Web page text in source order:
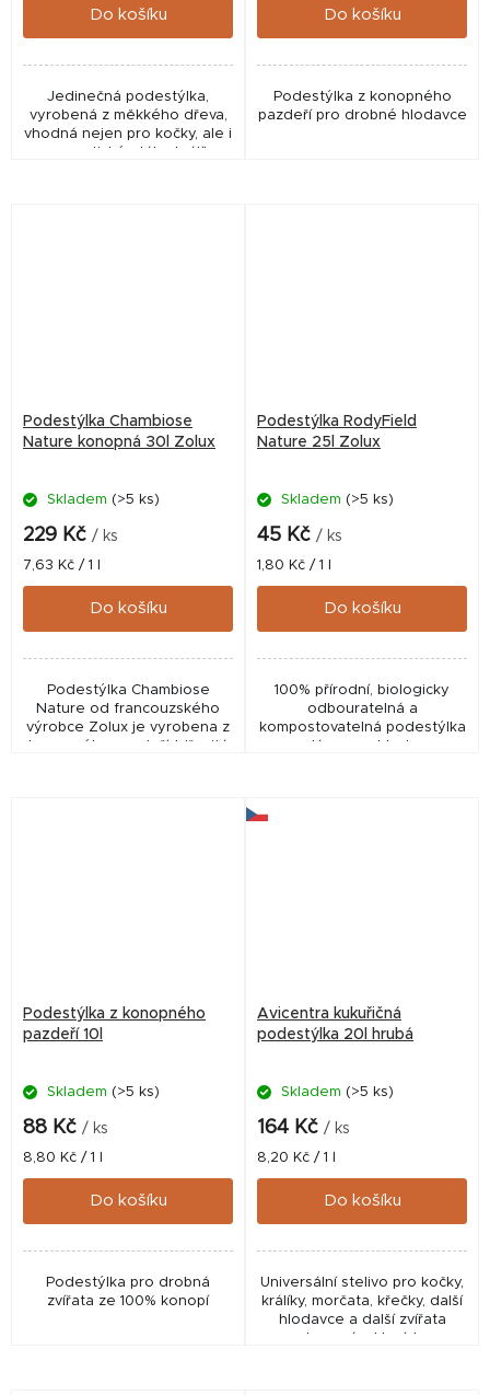
Do košíku
Jedinečná podestýlka,
vyrobená z měkkého dřeva,
vhodná nejen pro kočky, ale i
Do košíku
Podestýlka z konopného
pazdeří pro drobné hlodavce
Podestýlka Chambiose
Nature konopná 30l Zolux
Skladem (>5 ks)
229 Kč / ks
Měrná
cena:
7,63 Kč / 1 l
Do košíku
Podestýlka Chambiose
Nature od francouzského
výrobce Zolux je vyrobena z
konopného pazdeří (dřevitá
Podestýlka RodyField
Nature 25l Zolux
Skladem (>5 ks)
45 Kč / ks
Měrná
cena:
1,80 Kč / 1 l
Do košíku
100% přírodní, biologicky
odbouratelná a
kompostovatelná podestýlka
ze slámy pro hlodavce
Podestýlka z konopného
pazdeří 10l
Skladem (>5 ks)
88 Kč / ks
Měrná
cena:
8,80 Kč / 1 l
Do košíku
Podestýlka pro drobná
zvířata ze 100% konopí
Avicentra kukuřičná
podestýlka 20l hrubá
Skladem (>5 ks)
164 Kč / ks
Měrná
cena:
8,20 Kč / 1 l
Do košíku
Universální stelivo pro kočky,
králíky, morčata, křečky, další
hlodavce a další zvířata
chovaná v klecích.